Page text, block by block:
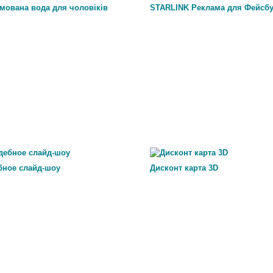
вода для чоловіків STARLINK Реклама для
слайд-шоу Дисконт карта 3D